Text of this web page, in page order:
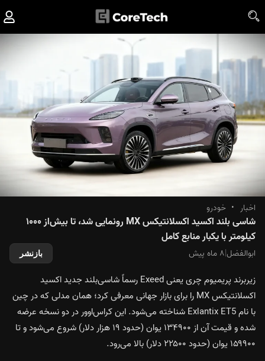
اخبار • خودرو
شاسی بلند اکسید اکسلانتیکس MX رونمایی شد، تا بیش‌از ۱۰۰۰
کیلومتر با یکبار منابع کامل
ابوالفضل|۸ ماه پیش بازنشر
زیربرند پریمیوم چری یعنی Exeed رسماً شاسی‌بلند جدید اکسید
اکسلانتیکس MX را برای بازار جهانی معرفی کرد؛ همان مدلی که در چین
با نام Exlantix ET5 شناخته می‌شود. این کراس‌اوور در دو نسخه عرضه
شده و قیمت آن از ۱۳۴۹۰۰ یوان (حدود ۱۹ هزار دلار) شروع می‌شود و تا
۱۵۹۹۰۰ یوان (حدود ۲۲۵۰۰ دلار) بالا می‌رود.